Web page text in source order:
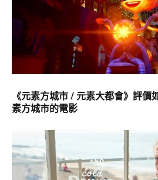
《元素方城市 / 元素大都會》評價
素方城市的電影